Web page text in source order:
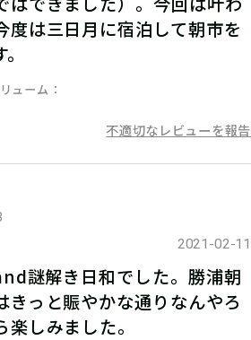
度は三日月に宿泊して朝市を
ューム
不適切なレビューを報告
2021-02-11
謎解き日和でした。勝浦朝
きっと賑やかな通りなんやろ
しみました。